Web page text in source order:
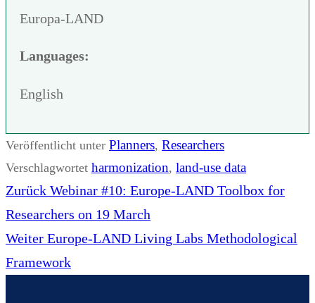
Europa-LAND
Languages:
English
Veröffentlicht unter Planners, Researchers
Verschlagwortet harmonization, land-use data
Beitrags-
Navigation
Zurück Vorheriger
Beitrag:
Webinar #10: Europe-LAND Toolbox for
Researchers on 19 March
Weiter Nächster
Beitrag:
Europe-LAND Living Labs Methodological
Framework